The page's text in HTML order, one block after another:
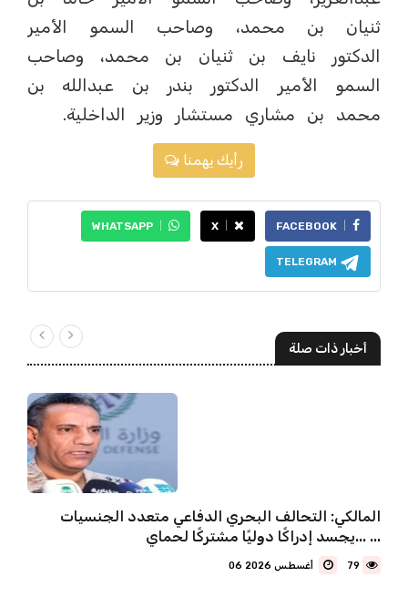
ثنيان بن محمد، وصاحب السمو الأمير
الدكتور نايف بن ثنيان بن محمد، وصاحب
السمو الأمير الدكتور بندر بن عبدالله بن
محمد بن مشاري مستشار وزير الداخلية.
رأيك يهمنا
FACEBOOK
X
WHATSAPP
TELEGRAM
أخبار ذات صلة
المالكي: التحالف البحري الدفاعي متعدد الجنسيات
يجسد إدراكًا دوليًا مشتركًا لحماي... ...
79